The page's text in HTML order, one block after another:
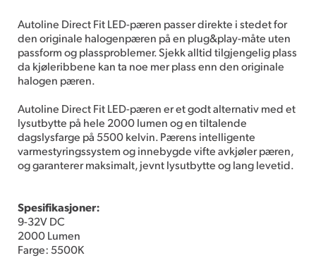
Autoline Direct Fit LED-pæren passer direkte i stedet for
den originale halogenpæren på en plug&play-måte uten
passform og plassproblemer. Sjekk alltid tilgjengelig plass
da kjøleribbene kan ta noe mer plass enn den originale
halogen pæren.
Autoline Direct Fit LED-pæren er et godt alternativ med et
lysutbytte på hele 2000 lumen og en tiltalende
dagslysfarge på 5500 kelvin. Pærens intelligente
varmestyringssystem og innebygde vifte avkjøler pæren,
og garanterer maksimalt, jevnt lysutbytte og lang levetid.
Spesifikasjoner:
9-32V DC
2000 Lumen
Farge: 5500K